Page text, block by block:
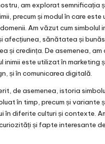
am explorat semnificația
precum și modul în care
Am văzut cum simbolul
afecțiunea, sănătatea și
și credința. De asemenea, am
inimii este utilizat în marketing
și în comunicarea digitală.
de asemenea, istoria
în timp, precum și variante
în diferite culturi și contexte.
și fapte interesante